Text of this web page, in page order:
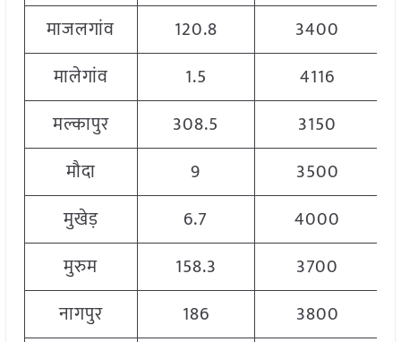
माजलगांव
120.8
3400
मालेगांव
1.5
4116
मल्कापुर
308.5
3150
मौदा
9
3500
मुखेड़
6.7
4000
मुरुम
158.3
3700
नागपुर
186
3800